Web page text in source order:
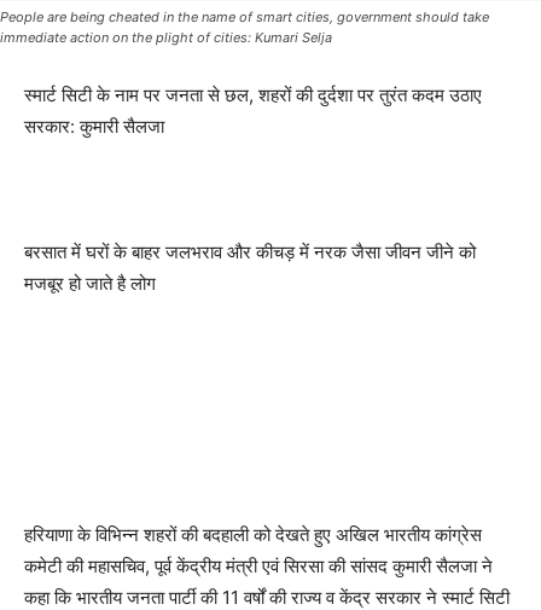
People are being cheated in the name of smart cities, government should take
immediate action on the plight of cities: Kumari Selja
स्मार्ट सिटी के नाम पर जनता से छल, शहरों की दुर्दशा पर तुरंत कदम उठाए
सरकार: कुमारी सैलजा
बरसात में घरों के बाहर जलभराव और कीचड़ में नरक जैसा जीवन जीने को
मजबूर हो जाते है लोग
हरियाणा के विभिन्न शहरों की बदहाली को देखते हुए अखिल भारतीय कांग्रेस
कमेटी की महासचिव, पूर्व केंद्रीय मंत्री एवं सिरसा की सांसद कुमारी सैलजा ने
कहा कि भारतीय जनता पार्टी की 11 वर्षों की राज्य व केंद्र सरकार ने स्मार्ट सिटी